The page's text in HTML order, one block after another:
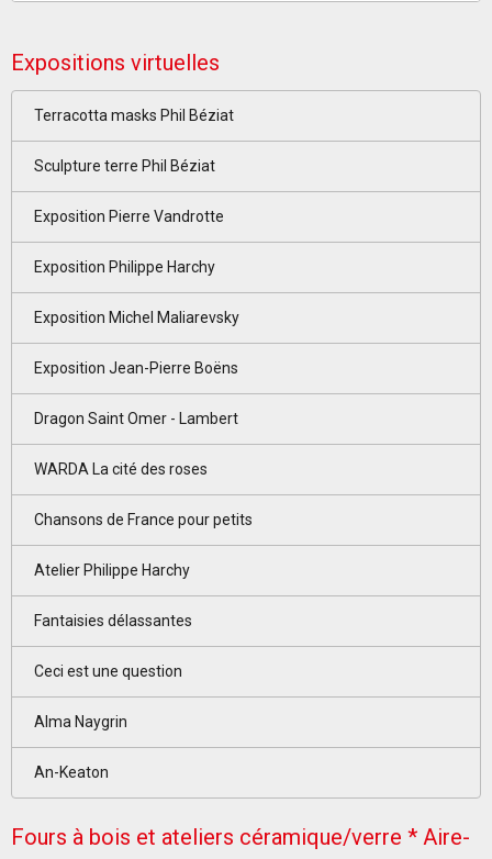
Expositions virtuelles
Terracotta masks Phil Béziat
Sculpture terre Phil Béziat
Exposition Pierre Vandrotte
Exposition Philippe Harchy
Exposition Michel Maliarevsky
Exposition Jean-Pierre Boëns
Dragon Saint Omer - Lambert
WARDA La cité des roses
Chansons de France pour petits
Atelier Philippe Harchy
Fantaisies délassantes
Ceci est une question
Alma Naygrin
An-Keaton
Fours à bois et ateliers céramique/verre * Aire-